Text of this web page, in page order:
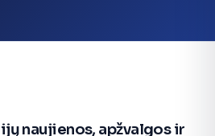
naujienos, apžvalgos ir